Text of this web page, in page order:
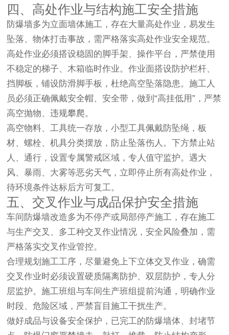
四、高处作业与结构施工安全措施
防爆墙多为立面墙体施工，存在大量高处作业，易发生
坠落、物体打击事故，需严格落实高处作业安全规范。
高处作业必须搭设稳固的脚手架、操作平台，严禁使用
不稳定的梯子、木箱临时作业。作业面搭设防护栏杆、
挡脚板，铺设防滑脚手板，杜绝高空坠落隐患。施工人
员必须正确佩戴安全帽、安全带，做到“高挂低用”，严禁
高空抛物、违规攀爬。
高空物料、工具统一存放，小型工具佩戴防坠绳，板
材、螺栓、机具分类摆放，防止坠落伤人。下方禁止站
人、通行，设置专属警戒区域，专人值守监护。遇大
风、暴雨、大雾等恶劣天气，立即停止所有高处作业，
待环境条件达标后方可复工。
五、交叉作业与成品保护安全措施
车间防爆墙改造多为不停产或局部停产施工，存在施工
与生产交叉、多工种交叉作业情况，安全风险叠加，需
严格落实交叉作业管控。
合理规划施工工序，尽量避免上下立体交叉作业，确需
交叉作业时必须设置硬质隔离防护、双层防护，专人分
层监护。施工班组与车间生产班组提前沟通，明确作业
时段、危险区域，严禁盲目施工干扰生产。
做好成品与设备安全保护，已完工的防爆墙体、封堵节